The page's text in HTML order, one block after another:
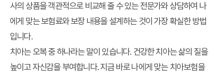
사의 상품을 객관적으로 비교해 줄 수 있는 전문가와 상담하여 나
에게 맞는 보험료와 보장 내용을 설계하는 것이 가장 확실한 방법
입니다.
치아는 오복 중 하나라는 말이 있습니다. 건강한 치아는 삶의 질을
높이고 자신감을 부여합니다. 지금 바로 나에게 맞는 치아보험을